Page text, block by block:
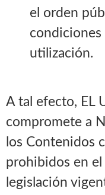
el orden
condiciones
utilización.
A tal efecto, EL
compromete a
los Contenidos
prohibidos en el
legislación